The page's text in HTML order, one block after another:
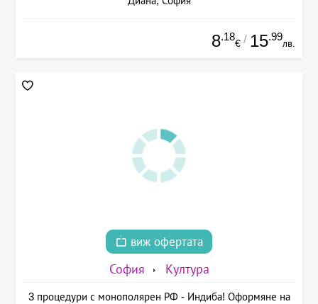
8.18
€ / 15.99
лв.
виж офертата
София Култура
3 процедури с монополярен РФ - Индиба! Оформяне на